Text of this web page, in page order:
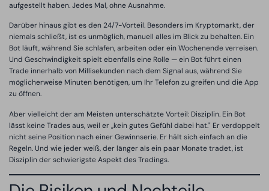
aufgestellt haben. Jedes Mal, ohne Ausnahme.
Darüber hinaus gibt es den 24/7-Vorteil. Besonders im Kryptomarkt, der
niemals schließt, ist es unmöglich, manuell alles im Blick zu behalten. Ein
Bot läuft, während Sie schlafen, arbeiten oder ein Wochenende verreisen.
Und Geschwindigkeit spielt ebenfalls eine Rolle — ein Bot führt einen
Trade innerhalb von Millisekunden nach dem Signal aus, während Sie
möglicherweise Minuten benötigen, um Ihr Telefon zu greifen und die App
zu öffnen.
Aber vielleicht der am Meisten unterschätzte Vorteil: Disziplin. Ein Bot
lässt keine Trades aus, weil er „kein gutes Gefühl dabei hat." Er verdoppelt
nicht seine Position nach einer Gewinnserie. Er hält sich einfach an die
Regeln. Und wie jeder weiß, der länger als ein paar Monate tradet, ist
Disziplin der schwierigste Aspekt des Tradings.